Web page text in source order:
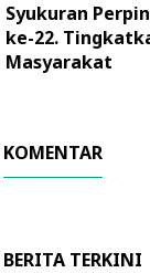
Syukuran
ke-22.
Masyarakat
KOMENTAR
BERITA TERKINI